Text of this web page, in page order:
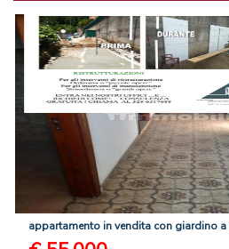
appartamento invendita con giardino a